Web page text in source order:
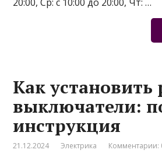
Как установить
выключатели:
инструкция
21.12.2024 Электрика Комментарии: